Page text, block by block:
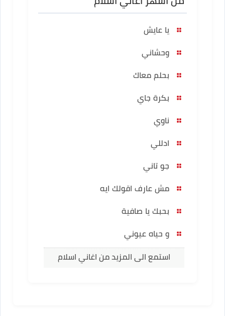
يا عايش
وحشاني
بحلم معاك
بكرة جاي
ناوي
ادللي
جو تاني
مش عارف اقولك ايه
بحبك يا صافية
و حياه عيوني
استمع الى المزيد من اغاني اسلام